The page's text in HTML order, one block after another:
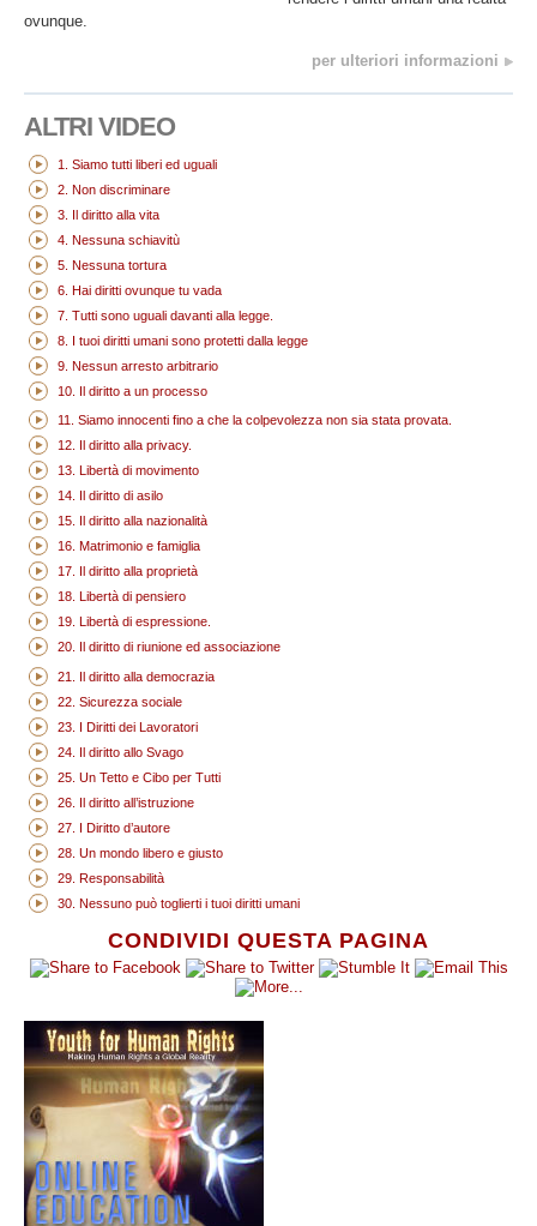
CONDIVIDI QUESTA PAGINA
ovunque.
per ulteriori informazioni
ALTRI VIDEO
1. Siamo tutti liberi ed uguali
2. Non discriminare
3. Il diritto alla vita
4. Nessuna schiavitù
5. Nessuna tortura
6. Hai diritti ovunque tu vada
7. Tutti sono uguali davanti alla legge.
8. I tuoi diritti umani sono protetti dalla legge
9. Nessun arresto arbitrario
10. Il diritto a un processo
11. Siamo innocenti fino a che la colpevolezza non sia stata provata.
12. Il diritto alla privacy.
13. Libertà di movimento
14. Il diritto di asilo
15. Il diritto alla nazionalità
16. Matrimonio e famiglia
17. Il diritto alla proprietà
18. Libertà di pensiero
19. Libertà di espressione.
20. Il diritto di riunione ed associazione
21. Il diritto alla democrazia
22. Sicurezza sociale
23. I Diritti dei Lavoratori
24. Il diritto allo Svago
25. Un Tetto e Cibo per Tutti
26. Il diritto all’istruzione
27. I Diritto d’autore
28. Un mondo libero e giusto
29. Responsabilità
30. Nessuno può toglierti i tuoi diritti umani